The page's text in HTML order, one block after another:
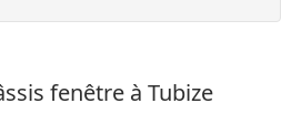
fenêtre à Tubize